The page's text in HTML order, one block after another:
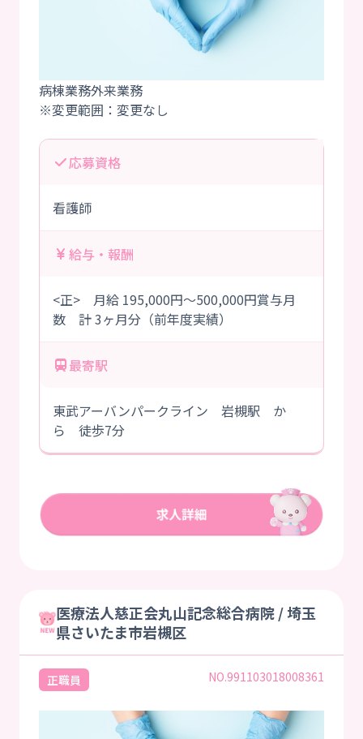
病棟業務外来業務
応募資格
看護師
給与・報酬
<正> 月給 195,000円～500,000円賞与月
数 計 3ヶ月分（前年度実績）
最寄駅
東武アーバンパークライン 岩槻駅 か
ら 徒歩7分
医療法人慈正会丸山記念総合病院 / 埼玉
県さいたま市岩槻区
正職員 NO.991103018008361